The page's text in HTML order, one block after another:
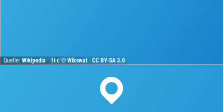
Quelle:Wikipedia · Bild ©Wikswat ·CC BY-SA 3.0